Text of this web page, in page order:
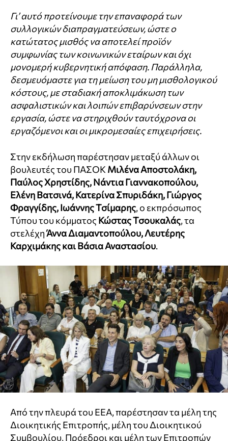
Γι’ αυτό προτείνουμε την επαναφορά των
συλλογικών διαπραγματεύσεων, ώστε ο
κατώτατος μισθός να αποτελεί προϊόν
συμφωνίας των κοινωνικών εταίρων και όχι
μονομερή κυβερνητική απόφαση. Παράλληλα,
δεσμευόμαστε για τη μείωση του μη μισθολογικού
κόστους, με σταδιακή αποκλιμάκωση των
ασφαλιστικών και λοιπών επιβαρύνσεων στην
εργασία, ώστε να στηριχθούν ταυτόχρονα οι
εργαζόμενοι και οι μικρομεσαίες επιχειρήσεις.
Στην εκδήλωση παρέστησαν μεταξύ άλλων οι
βουλευτές του ΠΑΣΟΚ Μιλένα Αποστολάκη,
Παύλος Χρηστίδης, Νάντια Γιαννακοπούλου,
Ελένη Βατσινά, Κατερίνα Σπυριδάκη, Γιώργος
Φραγγίδης, Ιωάννης Τσίμαρης, ο εκπρόσωπος
Τύπου του κόμματος Κώστας Τσουκαλάς, τα
στελέχηΆννα Διαμαντοπούλου, Λευτέρης
Καρχιμάκης και Βάσια Αναστασίου.
Από την πλευρά του ΕΕΑ, παρέστησαν τα μέλη της
Διοικητικής Επιτροπής, μέλη του Διοικητικού
Συμβουλίου, Πρόεδροι και μέλη των Επιτροπών